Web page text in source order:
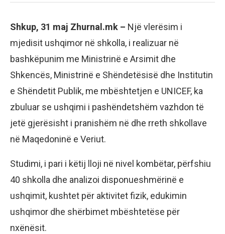
Shkup, 31 maj Zhurnal.mk – Një vlerësim i
mjedisit ushqimor në shkolla, i realizuar në
bashkëpunim me Ministrinë e Arsimit dhe
Shkencës, Ministrinë e Shëndetësisë dhe Institutin
e Shëndetit Publik, me mbështetjen e UNICEF, ka
zbuluar se ushqimi i pashëndetshëm vazhdon të
jetë gjerësisht i pranishëm në dhe rreth shkollave
në Maqedoninë e Veriut.
Studimi, i pari i këtij lloji në nivel kombëtar, përfshiu
40 shkolla dhe analizoi disponueshmërinë e
ushqimit, kushtet për aktivitet fizik, edukimin
ushqimor dhe shërbimet mbështetëse për
nxënësit.